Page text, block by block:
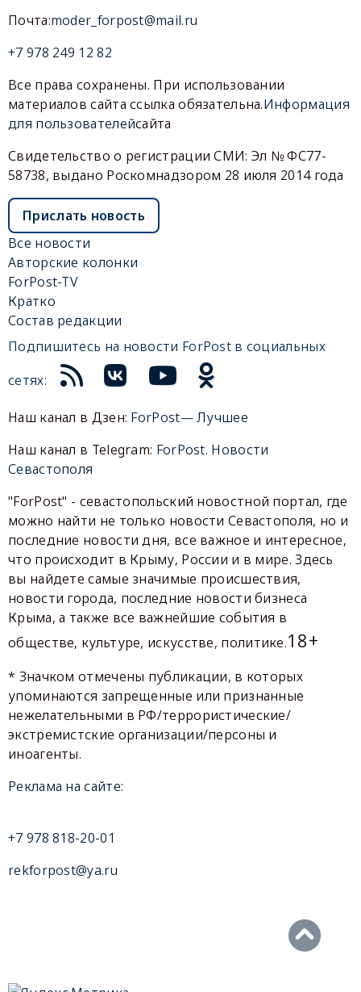
Почта:moder_forpost@mail.ru
+7 978 249 12 82
Все права сохранены. При использовании
материалов сайта ссылка обязательна.Информация
для пользователейсайта
Свидетельство о регистрации СМИ: Эл № ФС77-
58738, выдано Роскомнадзором 28 июля 2014 года
Прислать новость
Все новости
Авторские колонки
ForPost-TV
Кратко
Состав редакции
Подпишитесь на новости ForPost в социальных
сетях:
Наш канал в Дзен: ForPost— Лучшее
Наш канал в Telegram: ForPost. Новости
Севастополя
"ForPost" - севастопольский новостной портал, где
можно найти не только новости Севастополя, но и
последние новости дня, все важное и интересное,
что происходит в Крыму, России и в мире. Здесь
вы найдете самые значимые происшествия,
новости города, последние новости бизнеса
Крыма, а также все важнейшие события в
обществе, культуре, искусстве, политике.18+
* Значком отмечены публикации, в которых
упоминаются запрещенные или признанные
нежелательными в РФ/террористические/
экстремистские организации/персоны и
иноагенты.
Реклама на сайте:
+7 978 818-20-01
rekforpost@ya.ru